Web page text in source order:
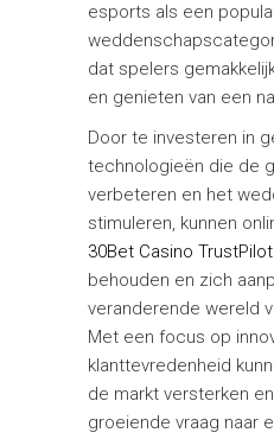
esports als een
dat spelers
en genieten van een
Door te investeren in
technologieën die de
verbeteren en het
stimuleren, kunnen
30Bet Casino TrustPilot
behouden en zich
veranderende wereld
Met een focus op
klanttevredenheid
de markt versterken
groeiende vraag naar